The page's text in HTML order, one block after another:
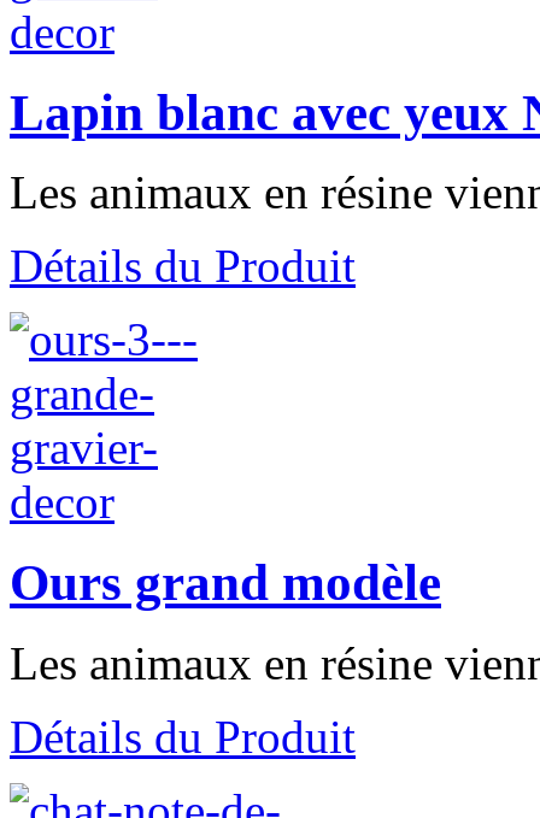
Lapin blanc avec yeux
Les animaux en résine
Détails du Produit
Ours grand modèle
Les animaux en résine
Détails du Produit